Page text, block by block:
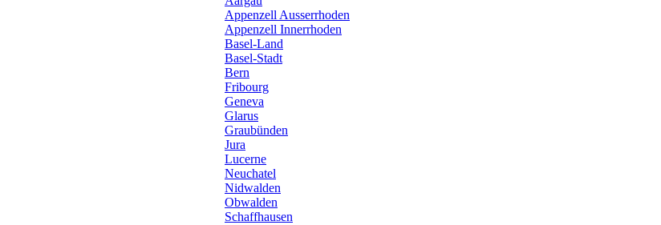
Appenzell Ausserrhoden
Appenzell Innerrhoden
Basel-Land
Basel-Stadt
Bern
Fribourg
Geneva
Glarus
Graubünden
Jura
Lucerne
Neuchatel
Nidwalden
Obwalden
Schaffhausen